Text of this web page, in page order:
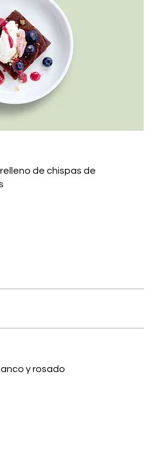
de chispas de
y rosado